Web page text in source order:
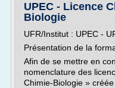
UPEC - Licence
Biologie
UFR/Institut : UPEC -
Présentation de la
Afin de se mettre en
nomenclature des
Chimie-Biologie »